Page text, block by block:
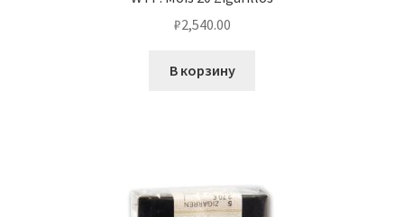
₽2,540.00
В корзину